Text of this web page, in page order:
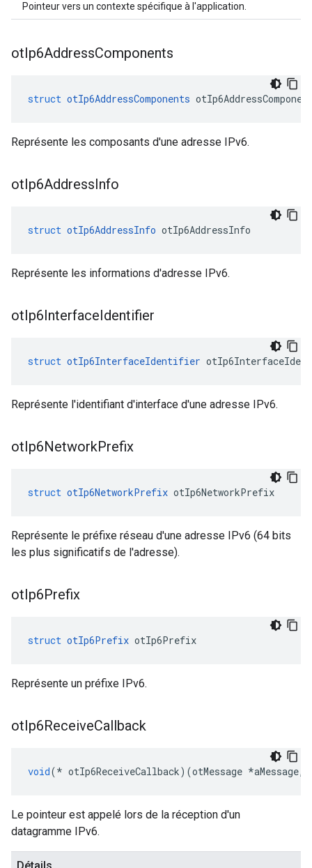
Pointeur vers un contexte spécifique à l'application.
otIp6AddressComponents
struct otIp6AddressComponents
Représente les composants d'une adresse IPv6.
otIp6AddressInfo
struct otIp6AddressInfo otIp6AddressInfo
Représente les informations d'adresse IPv6.
otIp6InterfaceIdentifier
struct otIp6InterfaceIdentifier
Représente l'identifiant d'interface d'une adresse IPv6.
otIp6NetworkPrefix
struct otIp6NetworkPrefix otIp6NetworkPrefix
Représente le préfixe réseau d'une adresse IPv6 (64 bits
les plus significatifs de l'adresse).
otIp6Prefix
struct otIp6Prefix otIp6Prefix
Représente un préfixe IPv6.
otIp6ReceiveCallback
void(* otIp6ReceiveCallback)(otMessage *aMessage,
Le pointeur est appelé lors de la réception d'un
datagramme IPv6.